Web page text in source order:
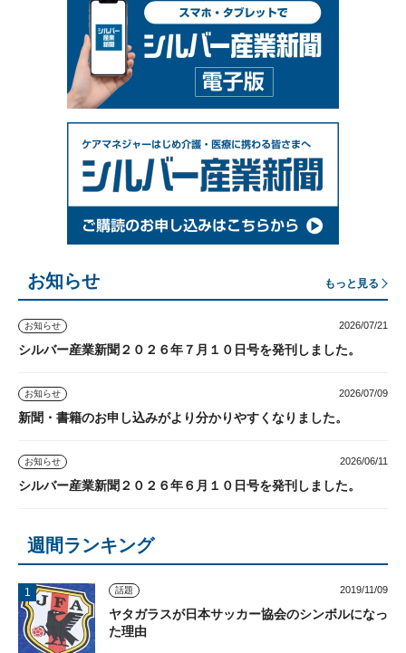
お知らせ もっと見る
お知らせ 2026/07/21
シルバー産業新聞２０２６年７月１０日号を発刊しました。
お知らせ 2026/07/09
新聞・書籍のお申し込みがより分かりやすくなりました。
お知らせ 2026/06/11
シルバー産業新聞２０２６年６月１０日号を発刊しました。
週間ランキング
話題 2019/11/09
ヤタガラスが日本サッカー協会のシンボルになっ
た理由